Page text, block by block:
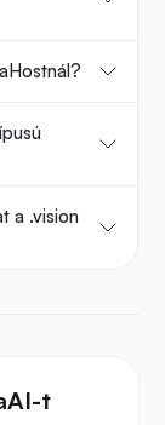
a .vision
t